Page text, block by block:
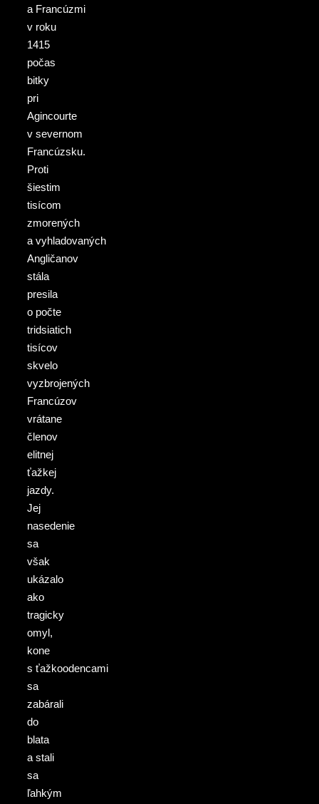
a Francúzmi
v roku
1415
počas
bitky
pri
Agincourte
v severnom
Francúzsku.
Proti
šiestim
tisícom
zmorených
a vyhladovaných
Angličanov
stála
presila
o počte
tridsiatich
tisícov
skvelo
vyzbrojených
Francúzov
vrátane
členov
elitnej
ťažkej
jazdy.
Jej
nasedenie
sa
však
ukázalo
ako
tragicky
omyl,
kone
s ťažkoodencami
sa
zabárali
do
blata
a stali
sa
ľahkým